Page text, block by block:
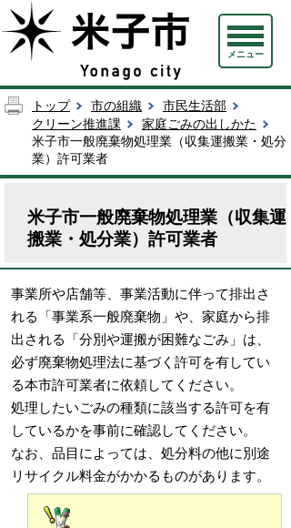
メニュー
トップ 市の組織
市民生活部
クリーン推進課
家庭ごみの出しかた
米子市一般廃棄物処理業（収集運搬業・処分
業）許可業者
米子市一般廃棄物処理業（収集運
搬業・処分業）許可業者
事業所や店舗等、事業活動に伴って排出さ
れる「事業系一般廃棄物」や、家庭から排
出される「分別や運搬が困難なごみ」は、
必ず廃棄物処理法に基づく許可を有してい
る本市許可業者に依頼してください。
処理したいごみの種類に該当する許可を有
しているかを事前に確認してください。
なお、品目によっては、処分料の他に別途
リサイクル料金がかかるものがあります。